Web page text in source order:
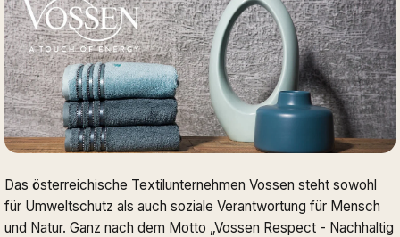
Das österreichische Textilunternehmen Vossen steht sowohl
für Umweltschutz als auch soziale Verantwortung für Mensch
und Natur. Ganz nach dem Motto „Vossen Respect - Nachhaltig